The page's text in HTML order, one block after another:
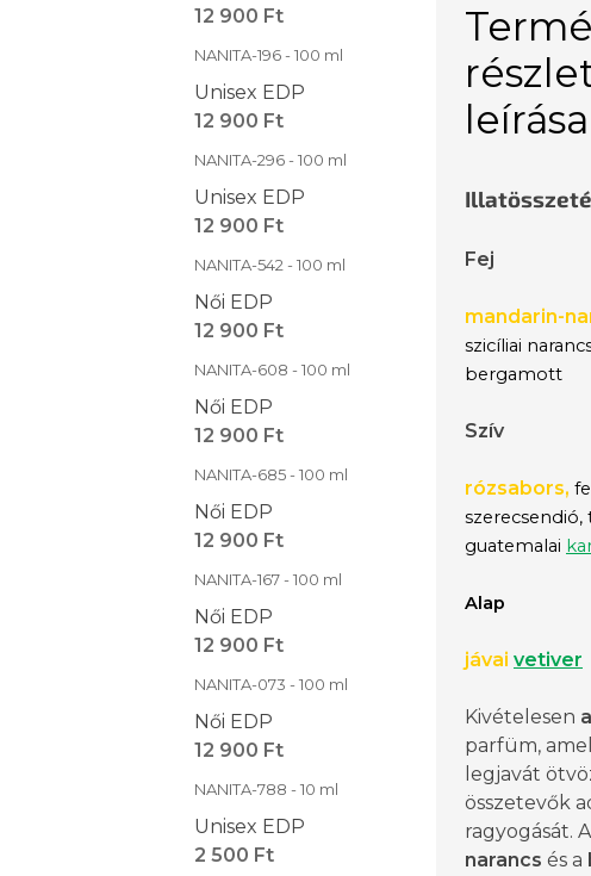
12 900 Ft
NANITA-196 - 100 ml
Unisex EDP
12 900 Ft
NANITA-296 - 100 ml
Unisex EDP
12 900 Ft
NANITA-542 - 100 ml
Női EDP
12 900 Ft
NANITA-608 - 100 ml
Női EDP
12 900 Ft
NANITA-685 - 100 ml
Női EDP
12 900 Ft
NANITA-167 - 100 ml
Női EDP
12 900 Ft
NANITA-073 - 100 ml
Női EDP
12 900 Ft
NANITA-788 - 10 ml
Unisex EDP
2 500 Ft
leírása
Fej
mandarin-
szicíliai
bergamott
Szív
rózsabors,
szerecsendió,
guatemalai
Alap
jávai vetiver
Kivételesen
parfüm,
legjavát
összetevők
ragyogását. A
narancs és a